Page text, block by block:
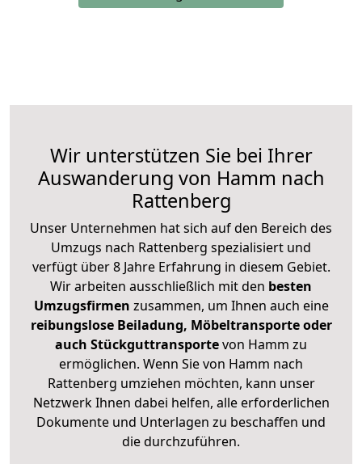
Wir unterstützen Sie bei Ihrer
Auswanderung von Hamm nach
Rattenberg
Unser Unternehmen hat sich auf den Bereich des
Umzugs nach Rattenberg spezialisiert und
verfügt über 8 Jahre Erfahrung in diesem Gebiet.
Wir arbeiten ausschließlich mit den besten
Umzugsfirmen zusammen, um Ihnen auch eine
reibungslose Beiladung, Möbeltransporte oder
auch Stückguttransportevon Hamm zu
ermöglichen. Wenn Sie von Hamm nach
Rattenberg umziehen möchten, kann unser
Netzwerk Ihnen dabei helfen, alle erforderlichen
Dokumente und Unterlagen zu beschaffen und
die durchzuführen.